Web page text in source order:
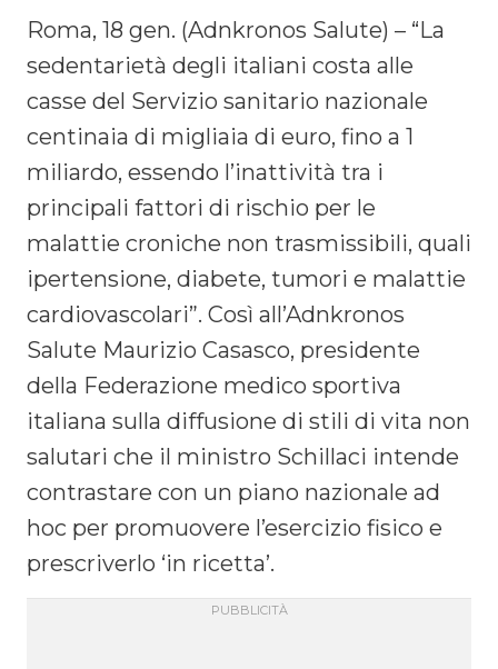
Roma, 18 gen. (Adnkronos Salute) – “La
sedentarietà degli italiani costa alle
casse del Servizio sanitario nazionale
centinaia di migliaia di euro, fino a 1
miliardo, essendo l’inattività tra i
principali fattori di rischio per le
malattie croniche non trasmissibili, quali
ipertensione, diabete, tumori e malattie
cardiovascolari”. Così all’Adnkronos
Salute Maurizio Casasco, presidente
della Federazione medico sportiva
italiana sulla diffusione di stili di vita non
salutari che il ministro Schillaci intende
contrastare con un piano nazionale ad
hoc per promuovere l’esercizio fisico e
prescriverlo ‘in ricetta’.